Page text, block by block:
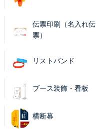
伝票印刷（名入れ伝
票）
リストバンド
ブース装飾・看板
横断幕